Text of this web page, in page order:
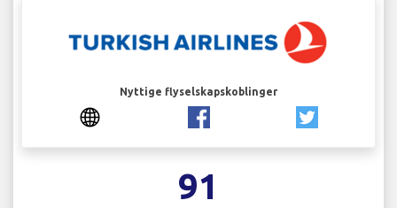
Nyttige flyselskapskoblinger
91